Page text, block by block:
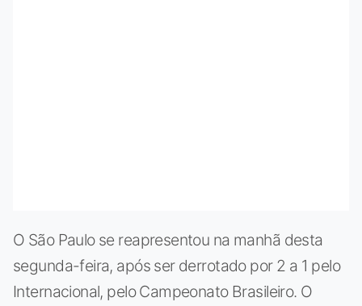
O São Paulo se reapresentou na manhã desta
segunda-feira, após ser derrotado por 2 a 1 pelo
Internacional, pelo Campeonato Brasileiro. O